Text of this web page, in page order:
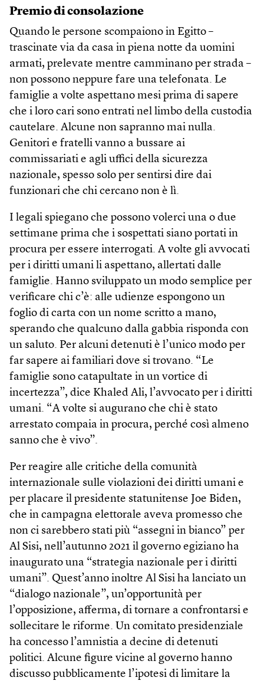
Premio di consolazione
Quando le persone scompaiono in Egitto –
trascinate via da casa in piena notte da uomini
armati, prelevate mentre camminano per strada –
non possono neppure fare una telefonata. Le
famiglie a volte aspettano mesi prima di sapere
che i loro cari sono entrati nel limbo della custodia
cautelare. Alcune non sapranno mai nulla.
Genitori e fratelli vanno a bussare ai
commissariati e agli uffici della sicurezza
nazionale, spesso solo per sentirsi dire dai
funzionari che chi cercano non è lì.
I legali spiegano che possono volerci una o due
settimane prima che i sospettati siano portati in
procura per essere interrogati. A volte gli avvocati
per i diritti umani li aspettano, allertati dalle
famiglie. Hanno sviluppato un modo semplice per
verificare chi c’è: alle udienze espongono un
foglio di carta con un nome scritto a mano,
sperando che qualcuno dalla gabbia risponda con
un saluto. Per alcuni detenuti è l’unico modo per
far sapere ai familiari dove si trovano. “Le
famiglie sono catapultate in un vortice di
incertezza”, dice Khaled Ali, l’avvocato per i diritti
umani. “A volte si augurano che chi è stato
arrestato compaia in procura, perché così almeno
sanno che è vivo”.
Per reagire alle critiche della comunità
internazionale sulle violazioni dei diritti umani e
per placare il presidente statunitense Joe Biden,
che in campagna elettorale aveva promesso che
non ci sarebbero stati più “assegni in bianco” per
Al Sisi, nell’autunno 2021 il governo egiziano ha
inaugurato una “strategia nazionale per i diritti
umani”. Quest’anno inoltre Al Sisi ha lanciato un
“dialogo nazionale”, un’opportunità per
l’opposizione, afferma, di tornare a confrontarsi e
sollecitare le riforme. Un comitato presidenziale
ha concesso l’amnistia a decine di detenuti
politici. Alcune figure vicine al governo hanno
discusso pubblicamente l’ipotesi di limitare la